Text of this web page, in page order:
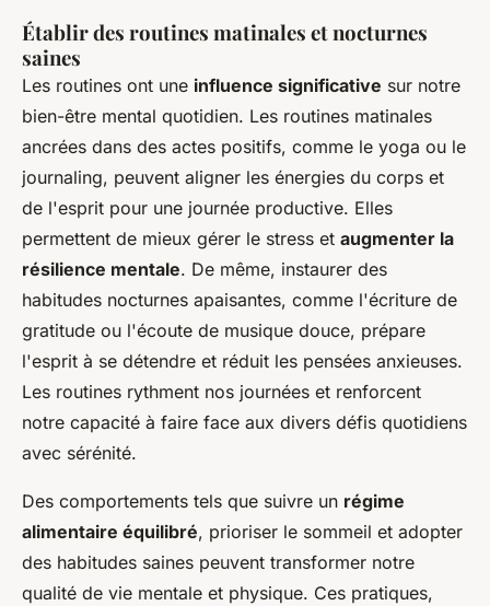
Établir des routines matinales et nocturnes
saines
Les routines ont une influence significative sur notre
bien-être mental quotidien. Les routines matinales
ancrées dans des actes positifs, comme le yoga ou le
journaling, peuvent aligner les énergies du corps et
de l'esprit pour une journée productive. Elles
permettent de mieux gérer le stress et augmenter la
résilience mentale. De même, instaurer des
habitudes nocturnes apaisantes, comme l'écriture de
gratitude ou l'écoute de musique douce, prépare
l'esprit à se détendre et réduit les pensées anxieuses.
Les routines rythment nos journées et renforcent
notre capacité à faire face aux divers défis quotidiens
avec sérénité.
Des comportements tels que suivre un régime
alimentaire équilibré, prioriser le sommeil et adopter
des habitudes saines peuvent transformer notre
qualité de vie mentale et physique. Ces pratiques,